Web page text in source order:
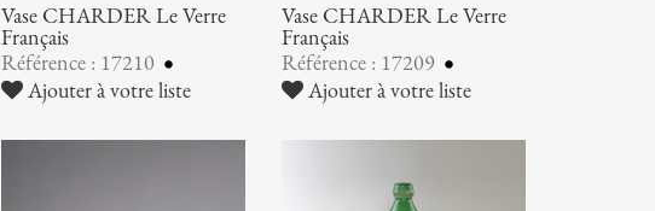
Vase CHARDER Le Verre
Français
Référence : 17210
Ajouter à votre liste
Vase CHARDER Le Verre
Français
Référence : 17209
Ajouter à votre liste